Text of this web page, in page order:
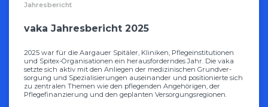
Jahresbericht
vaka Jahresbericht 2025
2025 war für die Aargauer Spitäler, Kliniken, Pflegeinstitutionen
und Spitex-Organisationen ein herausforderndes Jahr. Die vaka
setzte sich aktiv mit den Anliegen der medizinischen Grundver­
sorgung und Spezialisierungen auseinander und positionierte sich
zu zentralen Themen wie den pflegenden Angehörigen, der
Pflegefinanzierung und den geplanten Versorgungsregionen.